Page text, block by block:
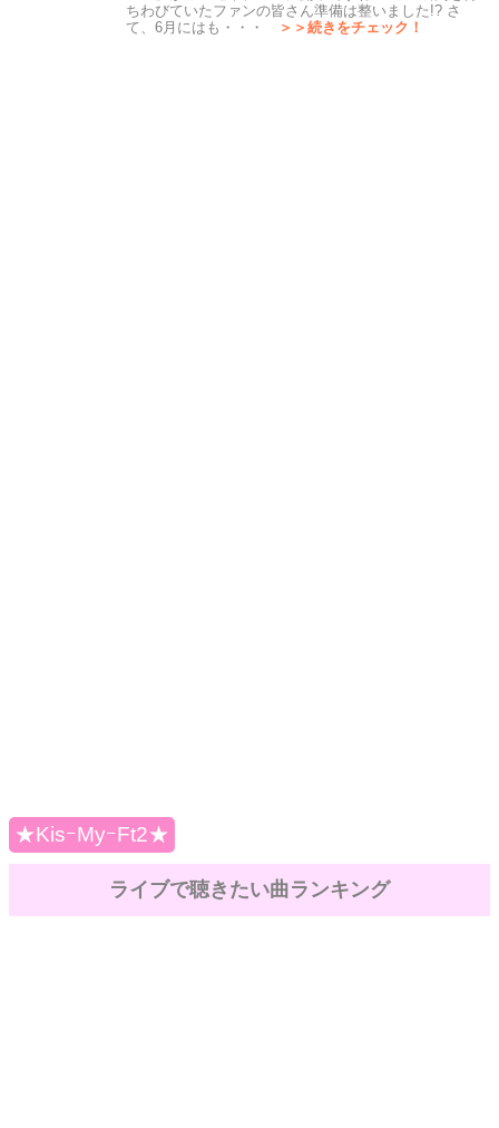
ちわびていたファンの皆さん準備は整いました!? さ
て、6月にはも・・・
＞＞続きをチェック！
★KisｰMyｰFt2★
ライブで聴きたい曲ランキング